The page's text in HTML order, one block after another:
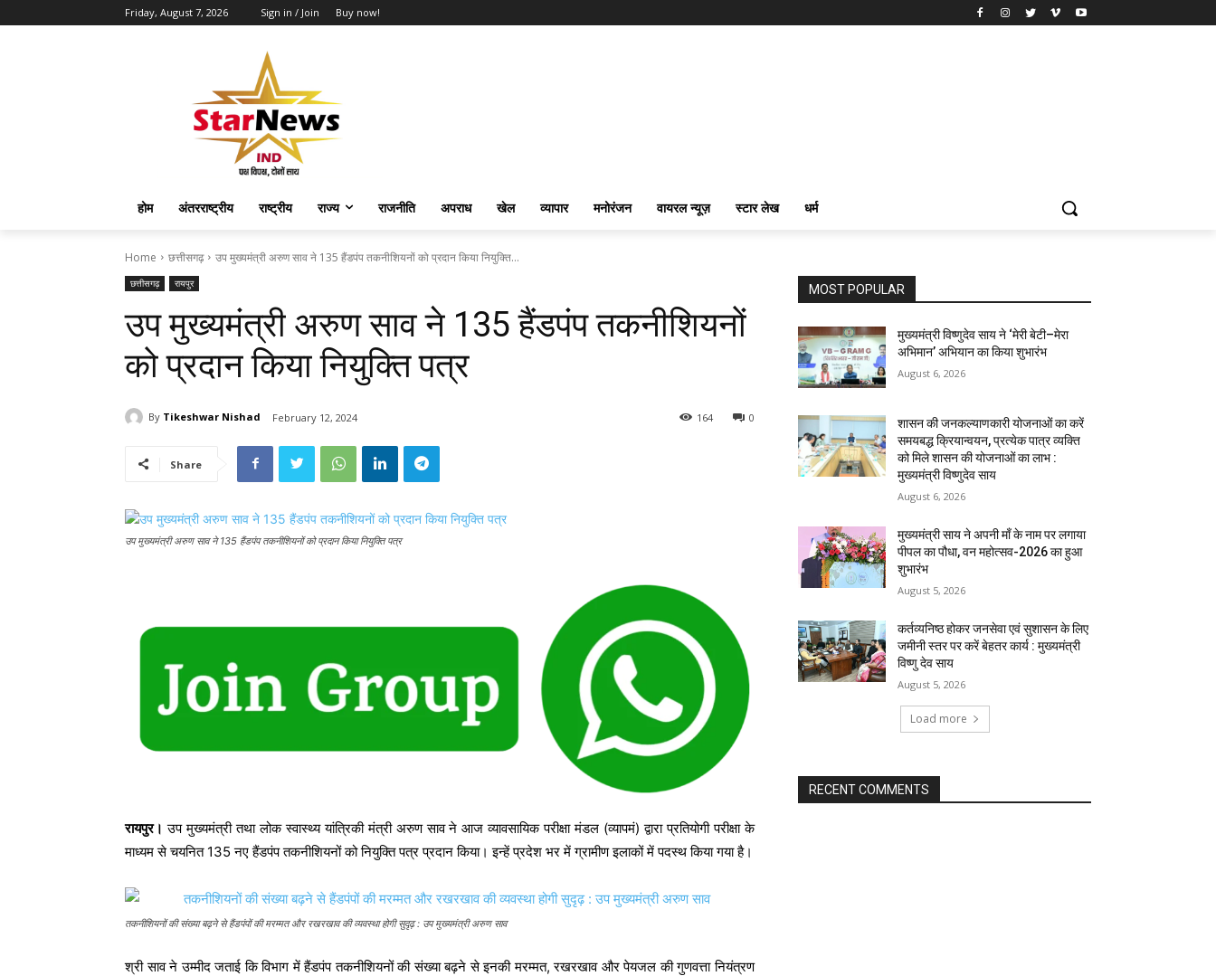
Friday, August 7, 2026 Sign in / Join Buy now!
होम अंतरराष्ट्रीय राष्ट्रीय राज्य राजनीति अपराध खेल व्यापार मनोरंजन वायरल न्यूज़ स्टार लेख धर्म
Home छत्तीसगढ़ उप मुख्यमंत्री अरुण साव ने 135 हैंडपंप तकनीशियनों को प्रदान किया नियुक्ति...
छत्तीसगढ़ रायपुर
उप मुख्यमंत्री अरुण साव ने 135 हैंडपंप तकनीशियनों
को प्रदान किया नियुक्ति पत्र
By Tikeshwar Nishad February 12, 2024 0
164
Share
उप मुख्यमंत्री अरुण साव ने 135 हैंडपंप तकनीशियनों को प्रदान किया नियुक्ति पत्र
रायपुर। उप मुख्यमंत्री तथा लोक स्वास्थ्य यांत्रिकी मंत्री अरुण साव ने आज व्यावसायिक परीक्षा मंडल (व्यापमं) द्वारा प्रतियोगी परीक्षा के
माध्यम से चयनित 135 नए हैंडपंप तकनीशियनों को नियुक्ति पत्र प्रदान किया। इन्हें प्रदेश भर में ग्रामीण इलाकों में पदस्थ किया गया है।
तकनीशियनों की संख्या बढ़ने से हैंडपंपों की मरम्मत और रखरखाव की व्यवस्था होगी सुदृढ़ : उप मुख्यमंत्री अरुण साव
श्री साव ने उम्मीद जताई कि विभाग में हैंडपंप तकनीशियनों की संख्या बढ़ने से इनकी मरम्मत, रखरखाव और पेयजल की गुणवत्ता नियंत्रण
MOST POPULAR
मुख्यमंत्री विष्णुदेव साय ने ‘मेरी बेटी–मेरा
अभिमान’ अभियान का किया शुभारंभ
August 6, 2026
शासन की जनकल्याणकारी योजनाओं का करें
समयबद्ध क्रियान्वयन, प्रत्येक पात्र व्यक्ति
को मिले शासन की योजनाओं का लाभ :
मुख्यमंत्री विष्णुदेव साय
August 6, 2026
मुख्यमंत्री साय ने अपनी माँ के नाम पर लगाया
पीपल का पौधा, वन महोत्सव-2026 का हुआ
शुभारंभ
August 5, 2026
कर्तव्यनिष्ठ होकर जनसेवा एवं सुशासन के लिए
जमीनी स्तर पर करें बेहतर कार्य : मुख्यमंत्री
विष्णु देव साय
August 5, 2026
Load more
RECENT COMMENTS